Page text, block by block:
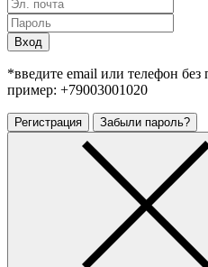
Вход
*введите email или телефон без
пример: +79003001020
Регистрация Забыли пароль?